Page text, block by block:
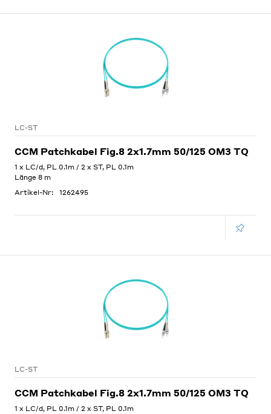
LC-ST
CCM Patchkabel Fig.8 2x1.7mm 50/125 OM3 TQ
1 x LC/d, PL 0.1m / 2 x ST, PL 0.1m
Länge 8 m
Artikel-Nr:
1262495
LC-ST
CCM Patchkabel Fig.8 2x1.7mm 50/125 OM3 TQ
1 x LC/d, PL 0.1m / 2 x ST, PL 0.1m